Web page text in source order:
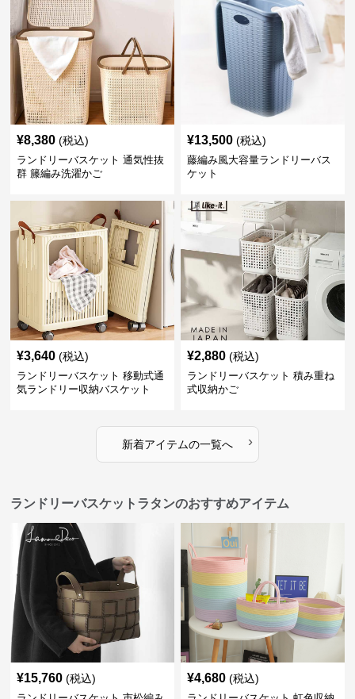
¥8,380 (税込)
ランドリーバスケット 通気性抜
群 籐編み洗濯かご
¥13,500 (税込)
藤編み風大容量ランドリーバス
ケット
¥3,640 (税込)
ランドリーバスケット 移動式通
気ランドリー収納バスケット
¥2,880 (税込)
ランドリーバスケット 積み重ね
式収納かご
新着アイテムの一覧へ ›
ランドリーバスケットラタンのおすすめアイテム
¥15,760 (税込) ¥4,680 (税込)